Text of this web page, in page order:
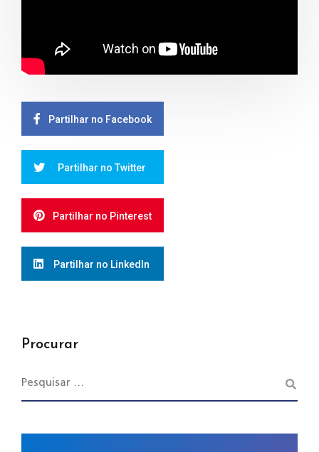
Partilhar no Facebook
Partilhar no Twitter
Partilhar no Pinterest
Partilhar no LinkedIn
Procurar